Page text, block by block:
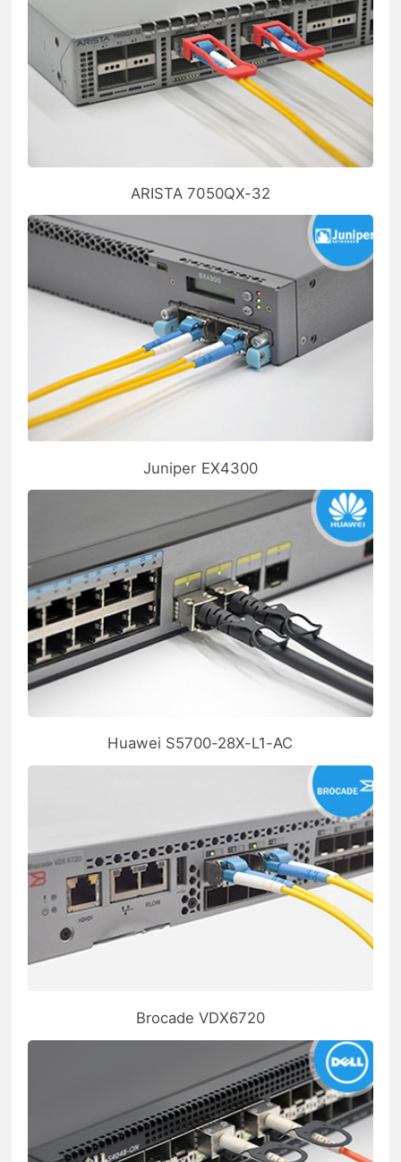
ARISTA 7050QX-32
Juniper EX4300
Huawei S5700-28X-L1-AC
Brocade VDX6720